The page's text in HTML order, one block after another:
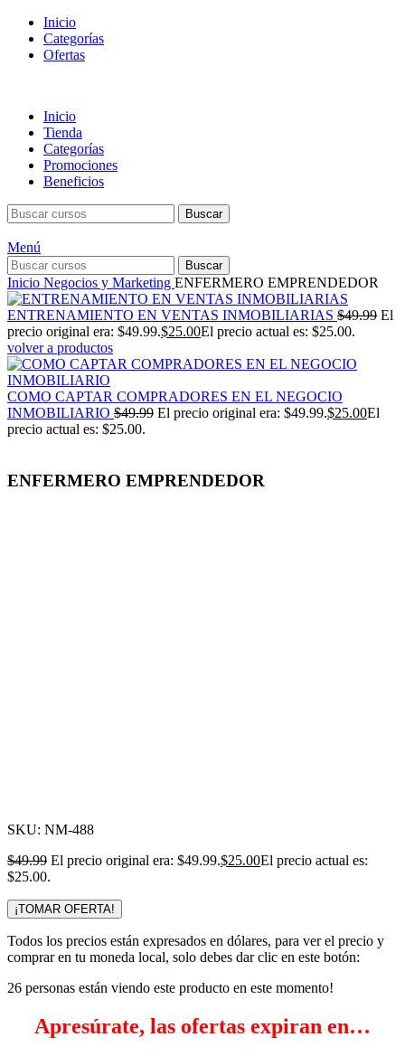
Inicio
Categorías
Ofertas
Inicio
Tienda
Categorías
Promociones
Beneficios
Buscar
Menú
Buscar
Inicio Negocios y Marketing ENFERMERO EMPRENDEDOR
ENTRENAMIENTO EN VENTAS INMOBILIARIAS $49.99 El
precio original era: $49.99.$25.00El precio actual es: $25.00.
volver a productos
COMO CAPTAR COMPRADORES EN EL NEGOCIO
INMOBILIARIO $49.99 El precio original era: $49.99.$25.00El
precio actual es: $25.00.
ENFERMERO EMPRENDEDOR
SKU: NM-488
$49.99 El precio original era: $49.99.$25.00El precio actual es:
$25.00.
¡TOMAR OFERTA!
Todos los precios están expresados en dólares, para ver el precio y
comprar en tu moneda local, solo debes dar clic en este botón:
26 personas están viendo este producto en este momento!
Apresúrate, las ofertas expiran en…